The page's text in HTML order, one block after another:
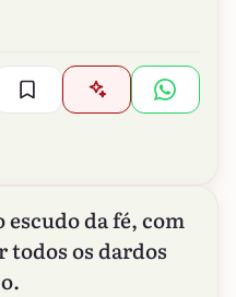
da fé, com
todos os dardos